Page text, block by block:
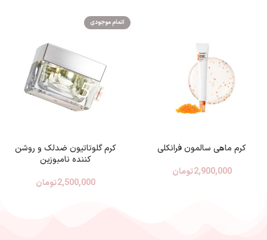
کرم ماهی سالمون فرانکلی
2,900,000تومان
اتمام موجودی
کرم گلوتاتیون ضدلک و روشن
کننده نامبوزین
2,500,000تومان